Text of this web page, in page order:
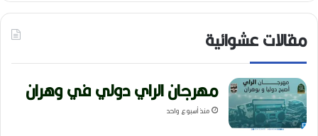
مقالات عشوائية
مهرجان الراي دولي في وهران
منذ أسبوع واحد